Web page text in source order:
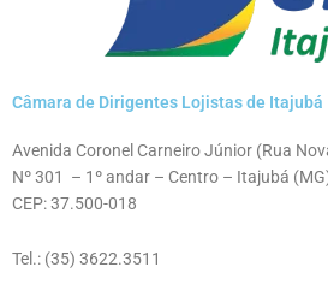
Câmara de Dirigentes Lojistas de Itajubá
Avenida Coronel Carneiro Júnior (Rua
Nº 301 – 1º andar – Centro – Itajubá
CEP: 37.500-018
Tel.: (35) 3622.3511